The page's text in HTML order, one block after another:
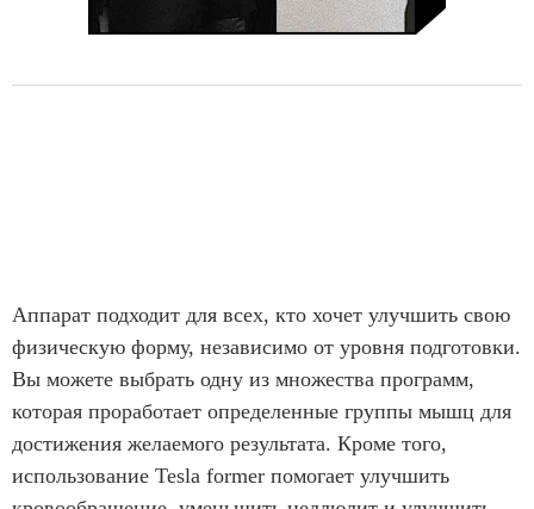
Аппарат подходит для всех, кто хочет улучшить свою
физическую форму, независимо от уровня подготовки.
Вы можете выбрать одну из множества программ,
которая проработает определенные группы мышц для
достижения желаемого результата. Кроме того,
использование Tesla former помогает улучшить